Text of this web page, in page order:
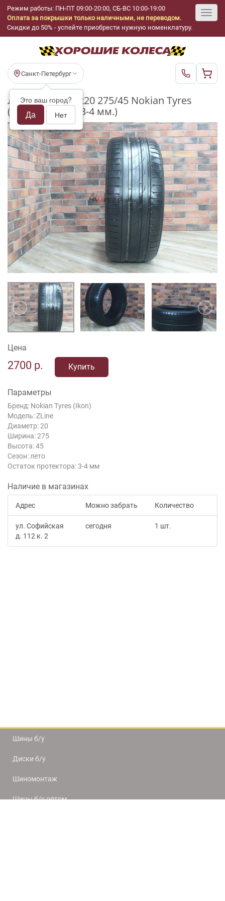
Режим работы: ПН-ПТ 09:00-20:00, СБ-ВС 10:00-19:00
Оплата за покрышки только наличными, не переводом.
Скидки до 50% - успейте приобрести нужную номенклатуру.
Санкт-Петербург
Это ваш город?
Да Нет
Летние шины R20 275/45 Nokian Tyres
(Ikon) ZLine бу (3-4 мм.)
Цена
2700 р. Купить
Параметры
Бренд: Nokian Tyres (Ikon)
Модель: ZLine
Диаметр: 20
Ширина: 275
Высота: 45
Сезон: лето
Остаток протектора: 3-4 мм
Наличие в магазинах
Адрес Можно забрать Количество
ул. Софийская
д. 112 к. 2
сегодня 1 шт.
Шины б/у
Диски б/у
Шиномонтаж
Шины б/у оптом